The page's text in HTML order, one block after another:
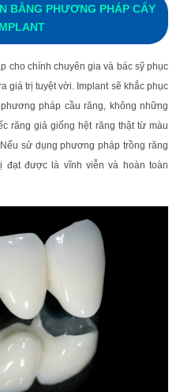
BẰNG PHƯƠNG PHÁP CẤY
cho chính chuyên gia và bác sỹ phục
giá trị tuyệt vời. Implant sẽ khắc phục
pháp cầu răng, không những
răng giả giống hệt răng thật từ màu
sử dụng phương pháp trồng răng
đạt được là vĩnh viễn và hoàn toàn